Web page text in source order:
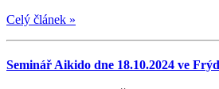
Celý článek »
Seminář Aikido dne 18.10.2024 ve